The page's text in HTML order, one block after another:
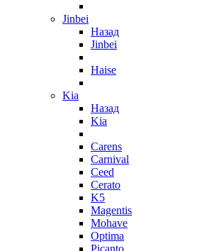
Jinbei
Назад
Jinbei
Haise
Kia
Назад
Kia
Carens
Carnival
Ceed
Cerato
K5
Magentis
Mohave
Optima
Picanto